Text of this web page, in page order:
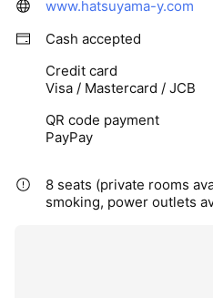
www.hatsuyama-y.com
Cash accepted
Credit card
Visa / Mastercard / JCB
QR code payment
PayPay
8 seats (private rooms
smoking, power outlets